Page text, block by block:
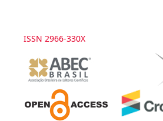
ISSN 2966-330X